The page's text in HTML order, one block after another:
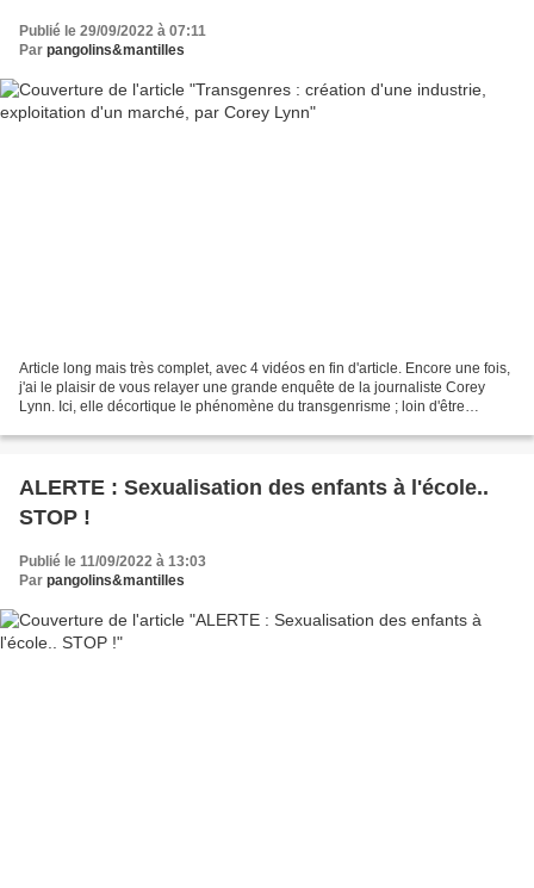
Publié le 29/09/2022 à 07:11
Par pangolins&mantilles
Article long mais très complet, avec 4 vidéos en fin d'article. Encore une fois,
j'ai le plaisir de vous relayer une grande enquête de la journaliste Corey
Lynn. Ici, elle décortique le phénomène du transgenrisme ; loin d'être
ALERTE : Sexualisation des enfants à l'école..
STOP !
Publié le 11/09/2022 à 13:03
Par pangolins&mantilles